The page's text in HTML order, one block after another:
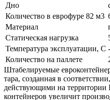
Дно
Количество в еврофуре 82 м3
Материал
Статическая нагрузка
Температура эксплуатации, С
Количество на паллете
Штабелируемые
тара, созданная в
действующими на территории
контейнеров увеличит